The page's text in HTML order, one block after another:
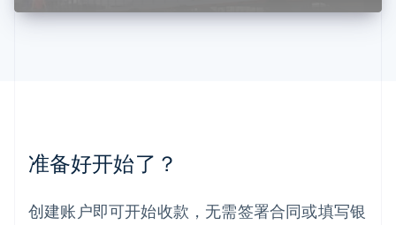
准备好开始了？
创建账户即可开始收款，无需签署合同或填写银
美国
日本
日本語English
SvenskaEnglish